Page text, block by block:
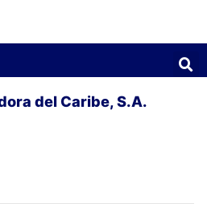
del Caribe, S.A.